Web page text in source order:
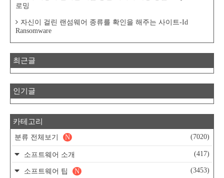
로밍
자신이 걸린 랜섬웨어 종류를 확인을 해주는 사이트-Id
Ransomware
최근글
인기글
카테고리
분류 전체보기 (7020)
N
소프트웨어 소개 (417)
소프트웨어 팁 (3453)
N